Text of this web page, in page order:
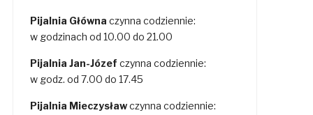
Pijalnia Główna czynna codziennie:
w godzinach od 10.00 do 21.00
Pijalnia Jan-Józef czynna codziennie:
w godz. od 7.00 do 17.45
Pijalnia Mieczysławczynna codziennie: